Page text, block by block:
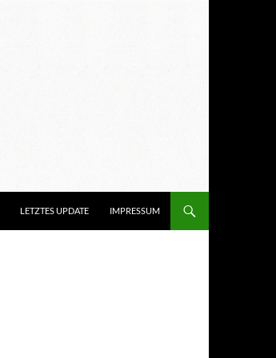
LETZTES UPDATE IMPRESSUM